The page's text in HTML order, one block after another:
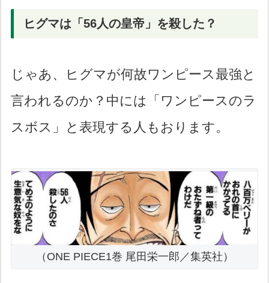
ヒグマは「56人の皇帝」を殺した？
じゃあ、ヒグマが何故ワンピース最強と
言われるのか？中には「ワンピースのラ
スボス」と表現する人もおります。
（ONE PIECE1巻 尾田栄一郎／集英社）